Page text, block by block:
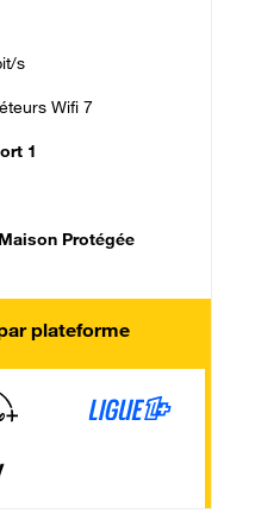
s
Wifi 7
1
Protégée
plateforme